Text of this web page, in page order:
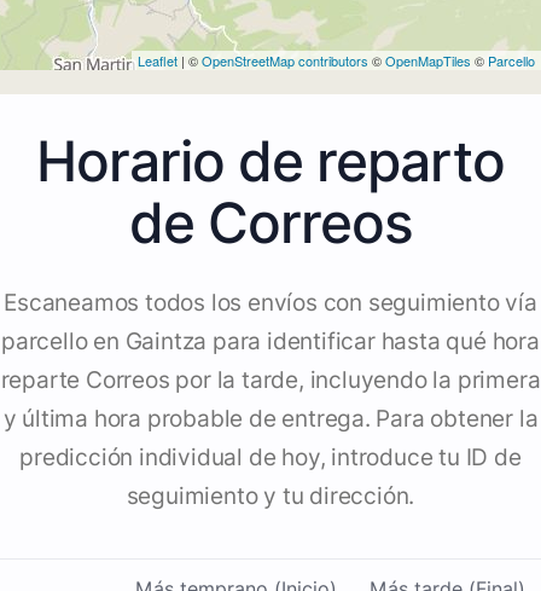
Leaflet | ©OpenStreetMap contributors ©OpenMapTiles © Parcello
Horario de reparto
de Correos
Escaneamos todos los envíos con seguimiento vía
parcello en Gaintza para identificar hasta qué hora
reparte Correos por la tarde, incluyendo la primera
y última hora probable de entrega. Para obtener la
predicción individual de hoy, introduce tu ID de
seguimiento y tu dirección.